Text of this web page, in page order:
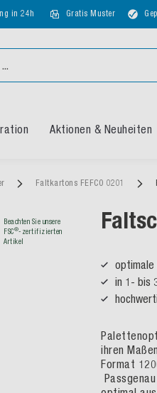
in 24h Gratis Muster
Aktionen & Neuheiten
Faltkartons FEFCO 0201
Beachten Sie unsere
FSC®-zertifizierten
Artikel
optimale
in 1- bis
ihren
Format